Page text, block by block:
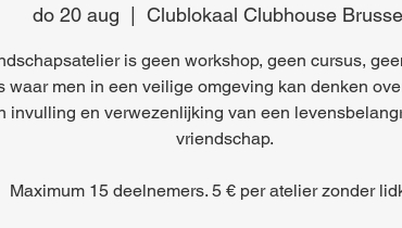
do 20 aug Clublokaal Clubhouse
is geen workshop, geen cursus,
waar men in een veilige omgeving kan denken
invulling en verwezenlijking van een
vriendschap.
Maximum 15 deelnemers. 5 € per atelier zonder